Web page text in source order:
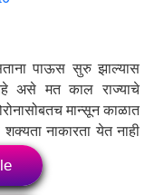
पाऊस सुरु झाल्यास
असे मत काल राज्याचे
मान्सून काळात
नाकारता येत नाही
सक्षम पाऊले उचलेल